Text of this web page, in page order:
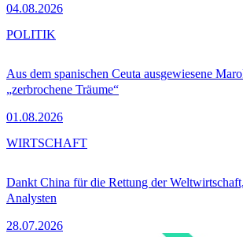
04.08.2026
Aus dem spanischen Ceuta ausgewiesene
„zerbrochene Träume“
01.08.2026
POLITIK
Dankt China für die Rettung der
Analysten
28.07.2026
WIRTSCHAFT